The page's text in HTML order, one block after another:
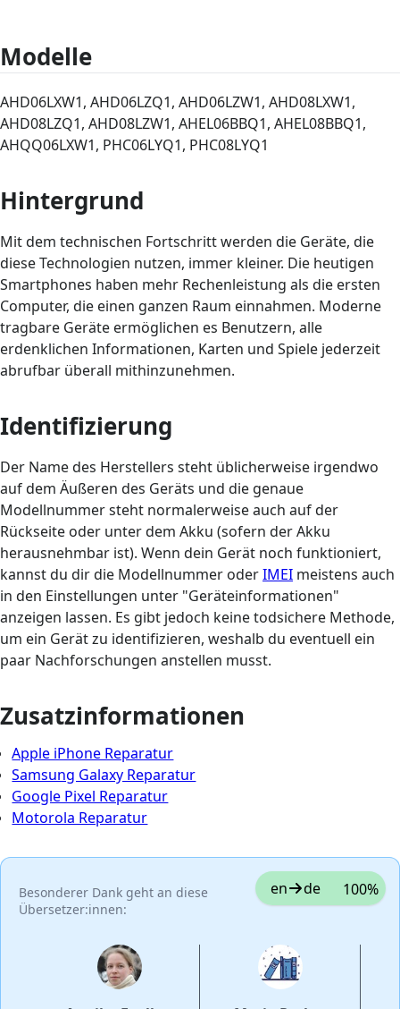
Modelle
AHD06LXW1, AHD06LZQ1, AHD06LZW1, AHD08LXW1,
AHD08LZQ1, AHD08LZW1, AHEL06BBQ1, AHEL08BBQ1,
AHQQ06LXW1, PHC06LYQ1, PHC08LYQ1
Hintergrund
Mit dem technischen Fortschritt werden die Geräte, die
diese Technologien nutzen, immer kleiner. Die heutigen
Smartphones haben mehr Rechenleistung als die ersten
Computer, die einen ganzen Raum einnahmen. Moderne
tragbare Geräte ermöglichen es Benutzern, alle
erdenklichen Informationen, Karten und Spiele jederzeit
abrufbar überall mithinzunehmen.
Identifizierung
Der Name des Herstellers steht üblicherweise irgendwo
auf dem Äußeren des Geräts und die genaue
Modellnummer steht normalerweise auch auf der
Rückseite oder unter dem Akku (sofern der Akku
herausnehmbar ist). Wenn dein Gerät noch funktioniert,
kannst du dir die Modellnummer oderIMEI meistens auch
in den Einstellungen unter "Geräteinformationen"
anzeigen lassen. Es gibt jedoch keine todsichere Methode,
um ein Gerät zu identifizieren, weshalb du eventuell ein
paar Nachforschungen anstellen musst.
Zusatzinformationen
Apple iPhone Reparatur
Samsung Galaxy Reparatur
Google Pixel Reparatur
Motorola Reparatur
Besonderer Dank geht an diese
Übersetzer:innen:
en de 100%